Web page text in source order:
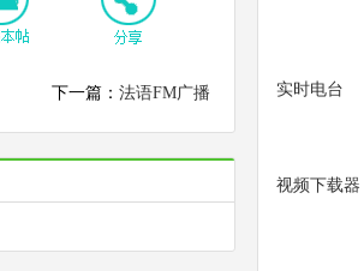
下一篇： 法语FM广播 实时电台
视频下载器